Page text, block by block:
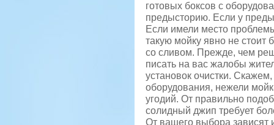
готовых боксов с
предысторию. Если у
Если имели место
такую мойку явно не стоит
со сливом. Прежде, чем
писать на вас жалобы
установок очистки.
оборудования, нежели
угодий. От правильно
солидный джип требует
От вашего выбора зависят